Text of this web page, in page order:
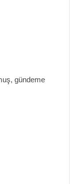
gündeme